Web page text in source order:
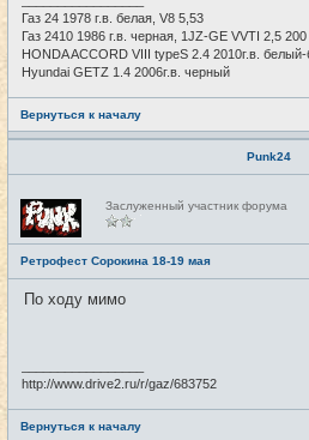
Газ 24 1978 г.в. белая, V8 5,53
Газ 2410 1986 г.в. черная, 1JZ-GE VVTI 2,5 200
HONDA ACCORD VIII typeS 2.4 2010г.в.
Hyundai GETZ 1.4 2006г.в. черный
Вернуться к началу
Punk24
Н
е
в
с
е
т
и
Заслуженный участник форума
Ретрофест Сорокина 18-19 мая
По ходу мимо
http://www.drive2.ru/r/gaz/683752
Вернуться к началу